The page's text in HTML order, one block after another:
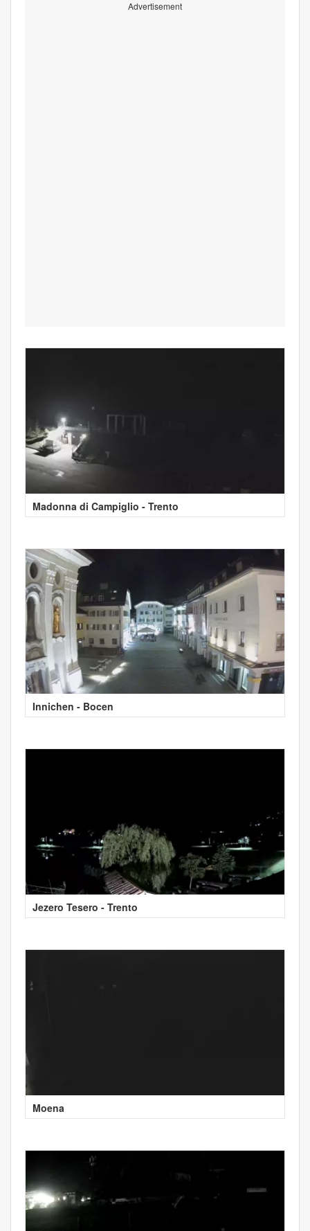
Advertisement
Madonna di Campiglio - Trento
Innichen - Bocen
Jezero Tesero - Trento
Moena